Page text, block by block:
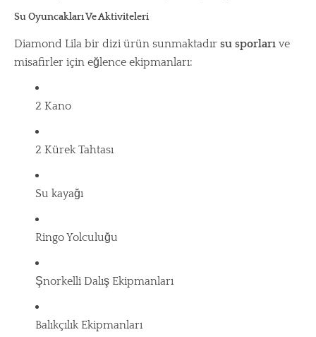
Su Oyuncakları Ve Aktiviteleri
Diamond Lila bir dizi ürün sunmaktadır su sporları ve
misafirler için eğlence ekipmanları:
2 Kano
2 Kürek Tahtası
Su kayağı
Ringo Yolculuğu
Şnorkelli Dalış Ekipmanları
Balıkçılık Ekipmanları